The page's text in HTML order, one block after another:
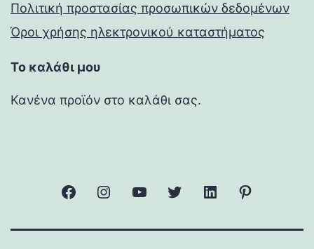
Πολιτική προστασίας προσωπικών δεδομένων
Όροι χρήσης ηλεκτρονικού καταστήματος
Το καλάθι μου
Κανένα προϊόν στο καλάθι σας.
facebookInstagramYouTube Twitter Linkedin